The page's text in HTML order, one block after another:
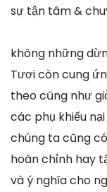
sự tận tâm &
không những
Tươi còn cung
theo cũng như
các phụ khiếu
chúng ta cũng
hoàn chỉnh hay
và ý nghĩa cho